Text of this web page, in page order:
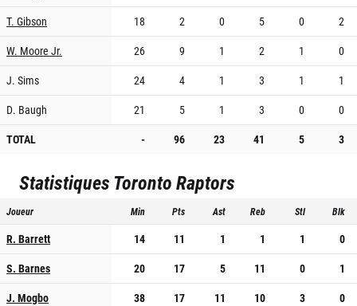
T. Gibson
18 2 0 5 0
2
W. Moore Jr.
26 9 1 2 1
0
J. Sims
24 4 1 3 1
1
D. Baugh
21 5 1 3 0
0
TOTAL
- 96 23 41 5 3
Statistiques Toronto Raptors
Joueur Min Pts Ast Reb Stl Blk
R. Barrett 14 11 1 1 1
0
S. Barnes
20 17 5 11 0
1
J. Mogbo
38 17 11 10 3
0